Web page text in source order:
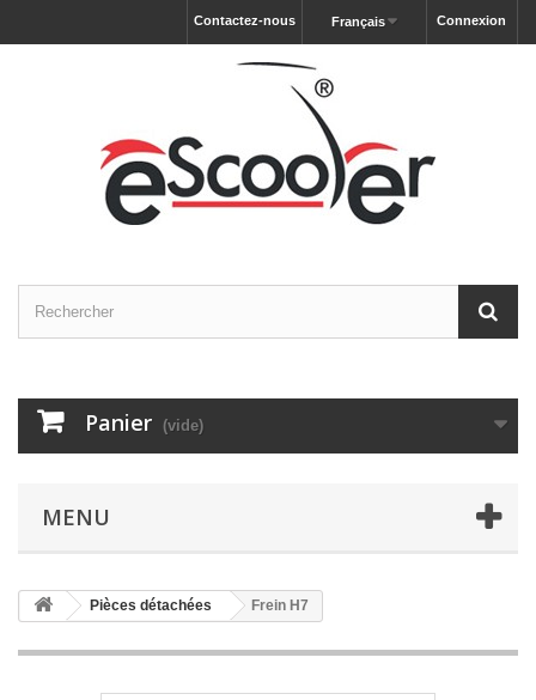
Connexion
Français
Contactez-nous
Panier (vide)
MENU
Pièces détachées Frein H7